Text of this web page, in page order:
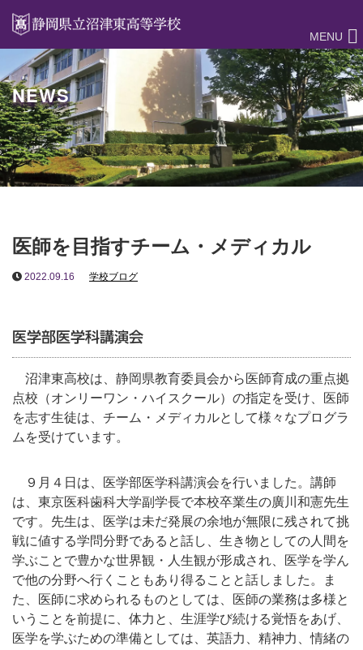
MENU
NEWS
医師を目指すチーム・メディカル
2022.09.16 学校ブログ
医学部医学科講演会
沼津東高校は、静岡県教育委員会から医師育成の重点拠
点校（オンリーワン・ハイスクール）の指定を受け、医師
を志す生徒は、チーム・メディカルとして様々なプログラ
ムを受けています。
９月４日は、医学部医学科講演会を行いました。講師
は、東京医科歯科大学副学長で本校卒業生の廣川和憲先生
です。先生は、医学は未だ発展の余地が無限に残されて挑
戦に値する学問分野であると話し、生き物としての人間を
学ぶことで豊かな世界観・人生観が形成され、医学を学ん
で他の分野へ行くこともあり得ることと話しました。ま
た、医師に求められるものとしては、医師の業務は多様と
いうことを前提に、体力と、生涯学び続ける覚悟をあげ、
医学を学ぶための準備としては、英語力、精神力、情緒の